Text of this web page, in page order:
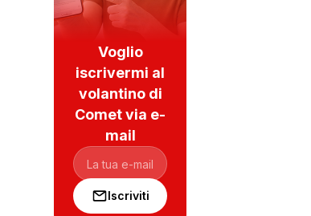
Voglio
iscrivermi al
volantino di
Comet via e-
mail
Iscriviti